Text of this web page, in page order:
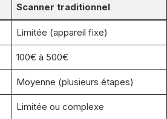
Scanner traditionnel
Limitée (appareil fixe)
100€ à 500€
Moyenne (plusieurs étapes)
Limitée ou complexe